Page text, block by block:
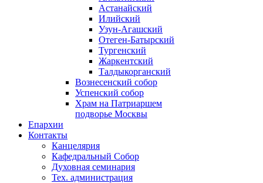
Астанайский
Илийский
Узун-Агашский
Отеген-Батырский
Тургенский
Жаркентский
Талдыкорганский
Вознесенский собор
Успенский собор
Храм на Патриаршем
подворье Москвы
Епархии
Контакты
Канцелярия
Кафедральный Собор
Духовная семинария
Тех. администрация